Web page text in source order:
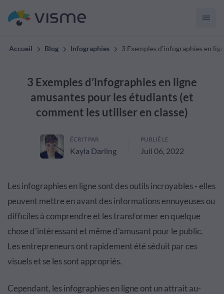
Accueil Blog Infographies 3 Exemples d’infographies en
3 Exemples d’infographies en ligne
amusantes pour les étudiants (et
comment les utiliser en classe)
ÉCRIT PAR
Kayla Darling
PUBLIÉ LE
Juil 06, 2022
Les infographies en ligne sont des outils incroyables - elles
peuvent mettre en avant des informations ennuyeuses ou
difficiles à comprendre et les transformer en quelque
chose d'intéressant et même d'amusant pour le public.
Les entrepreneurs ont rapidement été séduit par ces
visuels et se les sont appropriés.
Cependant, les infographies en ligne ont un attrait au-